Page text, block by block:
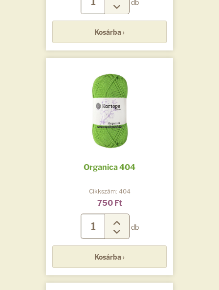
db
Kosárba ›
Organica 404
Cikkszám: 404
750 Ft
db
Kosárba ›